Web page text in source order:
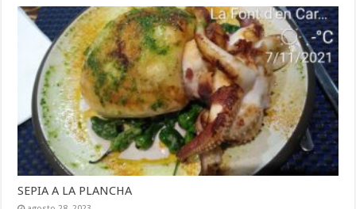
SEPIA A LA PLANCHA